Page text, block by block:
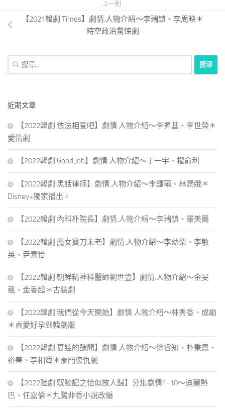
上一則
【2021韓劇 Times】劇情.人物介紹～李瑞鎮、李周映＊
時空政治驚悚劇
搜
尋
字:
近期文章
【2022韓劇 依法相爱吧】劇情.人物介紹～李昇基、李世榮＊
愛情劇
【2022韓劇 Good Job】劇情.人物介紹～丁一宇、權俞利
【2022韓劇 黑話律師】劇情.人物介紹～李鍾碩、林潤娥＊
Disney+獨家播出。
【2022韓劇 內科朴院長】劇情.人物介紹～李瑞鎮、羅美蘭
【2022韓劇 魔女寶刀未老】劇情.人物介紹～李幼梨、李敏
英、尹素怡
【2022韓劇 朝鮮精神科醫師劉世豐】劇情.人物介紹～金旻
載、金香起＊古裝劇
【2022韓劇 我們從今天開始】劇情.人物介紹～林秀香、成勛
＊貞愛好孕到韓劇版
【2022韓劇 夏娃的醜聞】劇情.人物介紹～徐睿知、朴秉恩、
裕善、李相燁＊豪門復仇劇
【2022陸劇 馭鮫記之恰似故人歸】分集劇情1-10～迪麗熱
巴、任嘉倫＊九鷺非香小說改編